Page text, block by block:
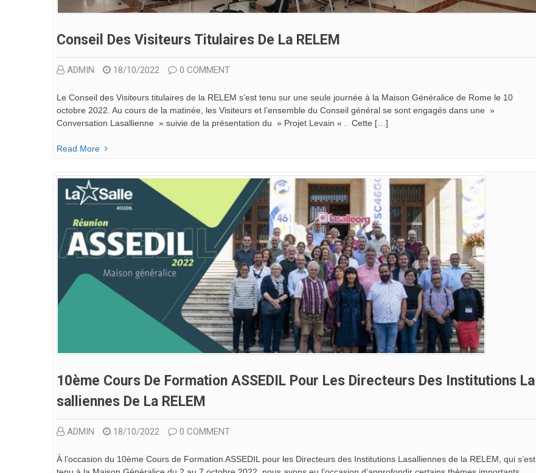
Conseil Des Visiteurs Titulaires De La RELEM
ADMIN 18/10/2022 0 COMMENT
Le Conseil des Visiteurs titulaires de la RELEM s’est tenu sur une seule journée à la Maison Généralice de Rome le 10
octobre 2022. Au cours de la matinée, les Visiteurs et l’ensemble du Conseil général se sont engagés dans une »
Conversation Lasallienne » suivie de la présentation du » Projet Levain « . Cette […]
Read More
10ème Cours De Formation ASSEDIL Pour Les Directeurs Des Institutions La
Salliennes De La RELEM
ADMIN 18/10/2022 0 COMMENT
À l’occasion du 10ème Cours de Formation ASSEDIL pour les Directeurs des Institutions Lasalliennes de la RELEM, qui s’est